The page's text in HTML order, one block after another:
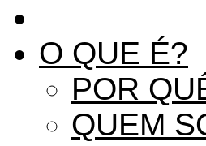
O QUE É?
POR
QUEM